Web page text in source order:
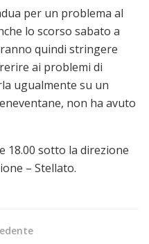
per un problema al
lo scorso sabato a
quindi stringere
ai problemi di
ugualmente su un
non ha avuto
18.00 sotto la direzione
– Stellato.